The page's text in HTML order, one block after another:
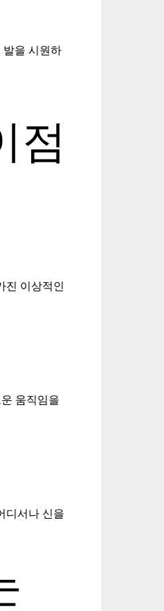
발을 시원하
점
진 이상적인
움직임을
디서나 신을